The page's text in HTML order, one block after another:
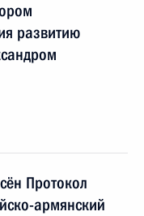
развитию
Протокол
армянский